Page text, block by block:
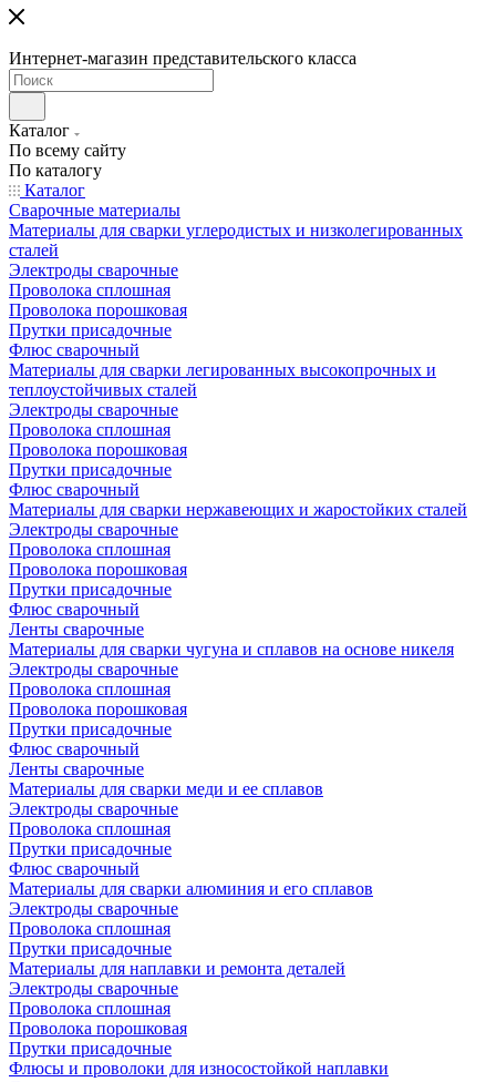
Интернет-магазин представительского класса
Каталог
По всему сайту
По каталогу
Каталог
Сварочные материалы
Материалы для сварки углеродистых и низколегированных
сталей
Электроды сварочные
Проволока сплошная
Проволока порошковая
Прутки присадочные
Флюс сварочный
Материалы для сварки легированных высокопрочных и
теплоустойчивых сталей
Электроды сварочные
Проволока сплошная
Проволока порошковая
Прутки присадочные
Флюс сварочный
Материалы для сварки нержавеющих и жаростойких сталей
Электроды сварочные
Проволока сплошная
Проволока порошковая
Прутки присадочные
Флюс сварочный
Ленты сварочные
Материалы для сварки чугуна и сплавов на основе никеля
Электроды сварочные
Проволока сплошная
Проволока порошковая
Прутки присадочные
Флюс сварочный
Ленты сварочные
Материалы для сварки меди и ее сплавов
Электроды сварочные
Проволока сплошная
Прутки присадочные
Флюс сварочный
Материалы для сварки алюминия и его сплавов
Электроды сварочные
Проволока сплошная
Прутки присадочные
Материалы для наплавки и ремонта деталей
Электроды сварочные
Проволока сплошная
Проволока порошковая
Прутки присадочные
Флюсы и проволоки для износостойкой наплавки